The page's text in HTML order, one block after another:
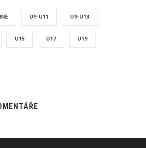
U9-U11 U9-U13
U15 U17 U19